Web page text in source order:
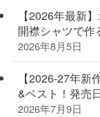
【2026年最新
開襟シャツで
2026年8月5日
【2026-27年
&ベスト！発売
2026年7月9日